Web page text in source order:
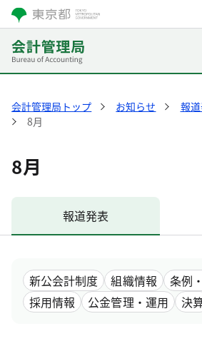
会計管理局トップ お知らせ 報
8月
8月
報道発表
新公会計制度 組織情報
条例
採用情報
公金管理・運用 決